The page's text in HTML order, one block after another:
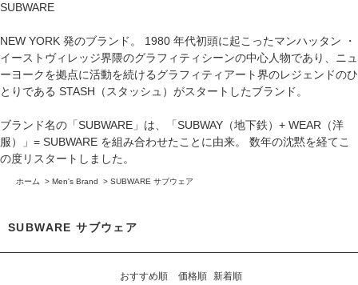
SUBWARE
NEW YORK 発のブランド。 1980 年代初頭に起こったマンハッタン ・
イーストヴィレッジ界隈のグラフィティシーンの中心人物であり、ニュ
ーヨークを拠点に活動を続けるグラフィティアート界のレジェンドのひ
とりである STASH（スタッシュ）がスタートしたブランド。
ブランド名の「SUBWARE」は、「SUBWAY（地下鉄）+ WEAR（洋
服）」= SUBWARE を組み合わせたことに由来。 数年の沈黙を経てこ
の度リスタートしました。
ホーム > Men's Brand > SUBWARE サブウェア
SUBWARE サブウェア
おすすめ順 価格順 新着順